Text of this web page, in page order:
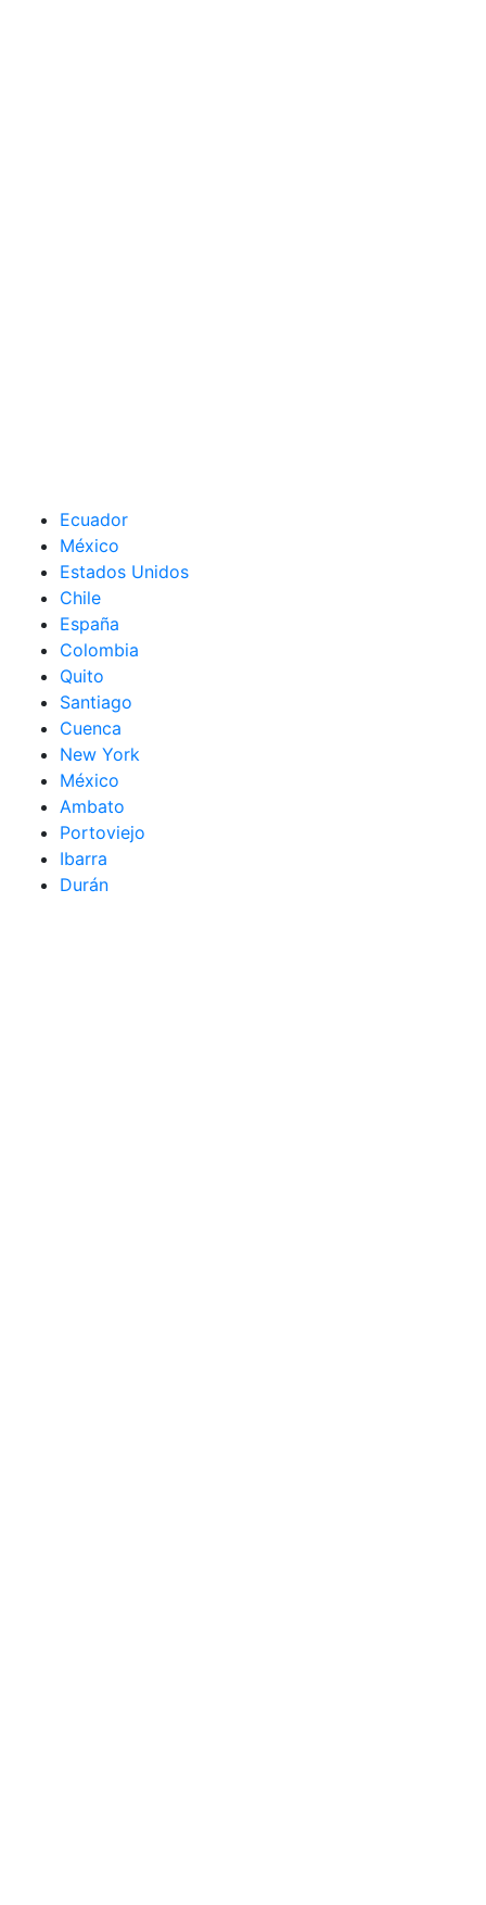
Ecuador
México
Estados Unidos
Chile
España
Colombia
Quito
Santiago
Cuenca
New York
México
Ambato
Portoviejo
Ibarra
Durán